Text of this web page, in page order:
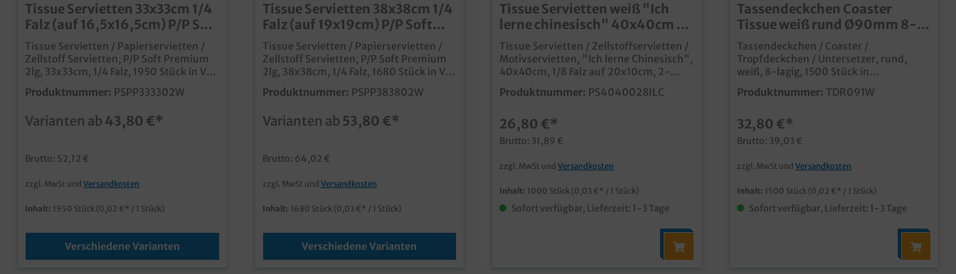
Tissue Servietten 33x33cm 1/4
Falz (auf 16,5x16,5cm) P/P Soft
Premium 2lg 1950St
Tissue Servietten / Papierservietten /
Zellstoff Servietten, P/P Soft Premium
2lg, 33x33cm, 1/4 Falz, 1950 Stück in VE
(15x130)qualitative und innovative
Premium Servietten in Point/Point
Airlaidabsolute Preis/Leistung
saugstark und weichfalt- und
Tischdekorationverschiedene frische
individuell bedruckbar, fragen Sie
Produktnummer: PSPP333302W
Varianten ab 43,80 €*
Brutto: 52,12 €
zzgl. MwSt und Versandkosten
Inhalt: 1950 Stück (0,02 €* / 1 Stück)
Verschiedene Varianten
Tissue Servietten 38x38cm 1/4
Falz (auf 19x19cm) P/P Soft
Premium 2lg 1680St
Tissue Servietten / Papierservietten /
Zellstoff Servietten, P/P Soft Premium
2lg, 38x38cm, 1/4 Falz, 1680 Stück in VE
(12x140)qualitative und innovative
Premium Servietten in Point/Point
Airlaidabsolute Preis/Leistung
saugstark und weichfalt- und
Tischdekorationverschiedene frische
individuell bedruckbar, fragen Sie
Produktnummer: PSPP383802W
Varianten ab 53,80 €*
Brutto: 64,02 €
zzgl. MwSt und Versandkosten
Inhalt: 1680 Stück (0,03 €* / 1 Stück)
Verschiedene Varianten
Tissue Servietten weiß "Ich
lerne chinesisch" 40x40cm 2-
lagig 1/8 Falz 1000St
Tissue Servietten / Zellstoffservietten /
Motivservietten, "Ich lerne Chinesisch",
40x40cm, 1/8 Falz auf 20x10cm, 2-
lagig, 1000 Stück im Karton
(8x125)qualitative Servietten aus
weiches Mundgefühlmit modernem
Neutralmotiv, ideal für chinesische
Restaurants und Imbissbetriebeim
praktischen Großverbraucherkarton mit
8x125 Servietten
Produktnummer: PS4040028ILC
26,80 €*
Brutto: 31,89 €
zzgl. MwSt und Versandkosten
Inhalt: 1000 Stück (0,03 €* / 1 Stück)
Sofort verfügbar, Lieferzeit: 1-3 Tage
Tassendeckchen Coaster
Tissue weiß rund Ø90mm 8-
lagig Premium 1500St
Tassendeckchen / Coaster /
Tropfdeckchen / Untersetzer, rund,
weiß, 8-lagig, 1500 Stück in
VEpraktisches Tassendeckchen in
neutralem weißsaugstarkes Tissue
Café, Hotel, Bäckerei und Cateringauch
individuell bedruckbar, senden Sie uns
einfach eine Druckanfrage
Produktnummer: TDR091W
32,80 €*
Brutto: 39,03 €
zzgl. MwSt und Versandkosten
Inhalt: 1500 Stück (0,02 €* / 1 Stück)
Sofort verfügbar, Lieferzeit: 1-3 Tage